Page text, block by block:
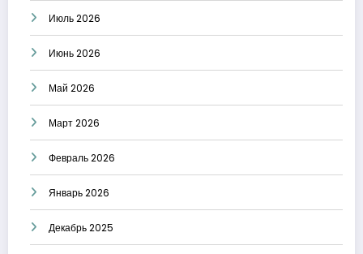
Июль 2026
Июнь 2026
Май 2026
Март 2026
Февраль 2026
Январь 2026
Декабрь 2025